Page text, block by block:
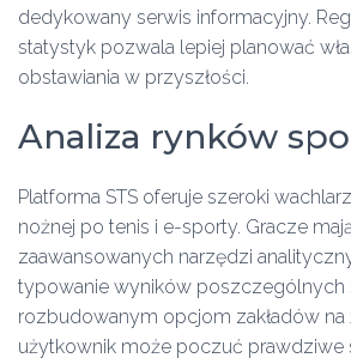
dedykowany serwis informacyjny.
statystyk pozwala lepiej planować
obstawiania w przyszłości.
Analiza rynków
Platforma STS oferuje szeroki
nożnej po tenis i e-sporty. Gracze
zaawansowanych narzędzi
typowanie wyników poszczególnych
rozbudowanym opcjom zakładów na
użytkownik może poczuć